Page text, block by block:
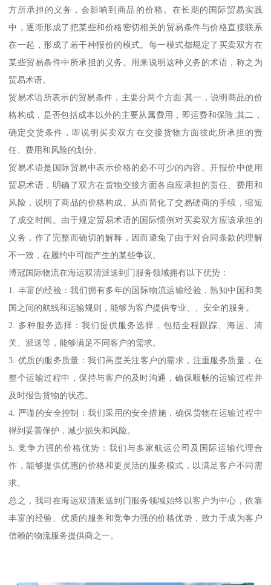
方所承担的义务，会影响到商品的价格。在长期的国际贸易实践
中，逐渐形成了把某些和价格密切相关的贸易条件与价格直接联系
在一起，形成了若干种报价的模式。每一模式都规定了买卖双方在
某些贸易条件中所承担的义务。用来说明这种义务的术语，称之为
贸易术语。
贸易术语所表示的贸易条件，主要分两个方面:其一，说明商品的价
格构成，是否包括成本以外的主要从属费用，即运费和保险;其二，
确定交货条件，即说明买卖双方在交接货物方面彼此所承担的责
任、费用和风险的划分。
贸易术语是国际贸易中表示价格的必不可少的内容。开报价中使用
贸易术语，明确了双方在货物交接方面各自应承担的责任、费用和
风险，说明了商品的价格构成。从而简化了交易磋商的手续，缩短
了成交时间。由于规定贸易术语的国际惯例对买卖双方应该承担的
义务，作了完整而确切的解释，因而避免了由于对合同条款的理解
不一致，在履约中可能产生的某些争议。
博冠国际物流在海运双清派送到门服务领域拥有以下优势：
1. 丰富的经验：我们拥有多年的国际物流运输经验，熟知中国和美
国之间的航线和运输规则，能够为客户提供专业、、安全的服务。
2. 多种服务选择：我们提供服务选择，包括全程跟踪、海运、清
关、派送等，能够满足不同客户的需求。
3. 优质的服务质量：我们高度关注客户的需求，注重服务质量，在
整个运输过程中，保持与客户的及时沟通，确保顺畅的运输过程并
及时报告货物的状态。
4. 严谨的安全控制：我们采用的安全措施，确保货物在运输过程中
得到妥善保护，减少损失和风险。
5. 竞争力强的价格优势：我们与多家航运公司及国际运输代理合
作，能够提供优惠的价格和更灵活的服务模式，以满足客户不同需
求。
总之，我司在海运双清派送到门服务领域始终以客户为中心，依靠
丰富的经验、优质的服务和竞争力强的价格优势，致力于成为客户
信赖的物流服务提供商之一。